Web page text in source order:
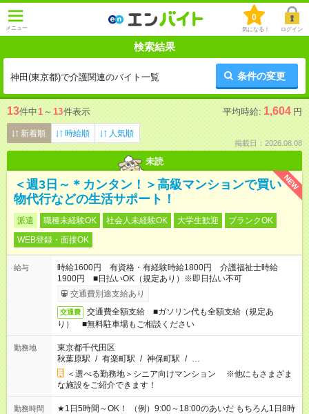
メニュー
0
気になる！ ログイン
検索結果
神田(東京都)で介護関連のバイト一覧 条件の変更
13件中1 ～ 13件表示 平均時給: 1,604 円
新着順 時給順 人気順
掲載日：2026.08.08
未読
NEW
＜週3日～＊カンタン！＞高級マンションで買い
物代行などの生活サポート！
派遣 職種未経験OK 社会人未経験OK 大学生歓迎
ブランクOK
WEB登録・面接OK
給与
時給1600円 有資格・有経験時給1800円 介護福祉士時給
1900円 ■日払いOK（規定あり）※即日払い不可
交通費別途支給あり
交通費
交通費全額支給 ■ガソリン代も全額支給（規定あ
り） ■無料駐車場もご相談ください
勤務地
東京都千代田区
秋葉原駅 / 有楽町駅 / 神保町駅 / …
＜選べる勤務地＞シニア向けマンション ※他にもさまざま
な施設をご紹介できます！
勤務時間
★1日5時間～OK！ （例）9:00～18:00のあいだ もちろん1日8時